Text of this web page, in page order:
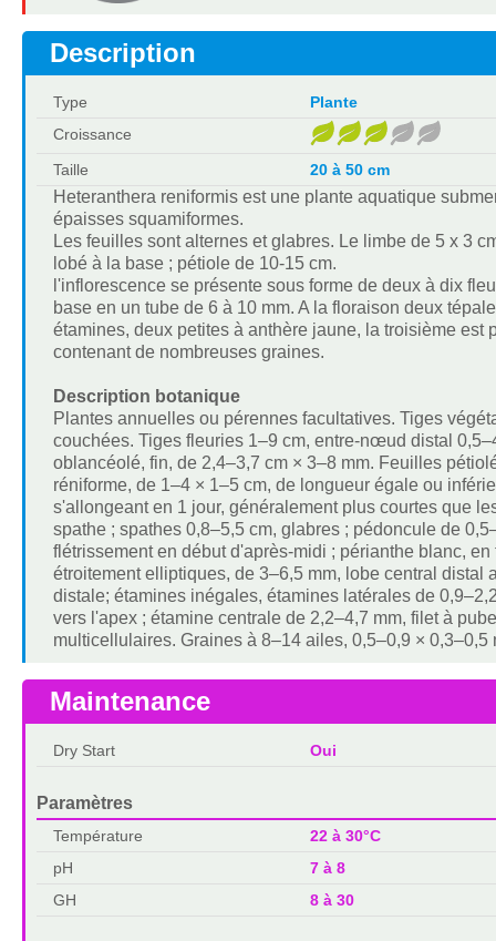
Description
Type
Plante
Croissance
Taille
20 à 50 cm
Heteranthera reniformis est une plante aquatique
épaisses squamiformes.
Les feuilles sont alternes et glabres. Le limbe de 5 x 3
lobé à la base ; pétiole de 10-15 cm.
l'inflorescence se présente sous forme de deux à dix
base en un tube de 6 à 10 mm. A la floraison deux
étamines, deux petites à anthère jaune, la troisième
contenant de nombreuses graines.
Description botanique
Plantes annuelles ou pérennes facultatives. Tiges
couchées. Tiges fleuries 1–9 cm, entre-nœud distal
oblancéolé, fin, de 2,4–3,7 cm × 3–8 mm. Feuilles
réniforme, de 1–4 × 1–5 cm, de longueur égale ou
s'allongeant en 1 jour, généralement plus courtes que
spathe ; spathes 0,8–5,5 cm, glabres ; pédoncule de
flétrissement en début d'après-midi ; périanthe blanc,
étroitement elliptiques, de 3–6,5 mm, lobe central
distale; étamines inégales, étamines latérales de
vers l'apex ; étamine centrale de 2,2–4,7 mm, filet à
multicellulaires. Graines à 8–14 ailes, 0,5–0,9 × 0,3–0,5
Maintenance
Dry Start Oui
Paramètres
Température
22 à 30°C
pH
7 à 8
GH
8 à 30